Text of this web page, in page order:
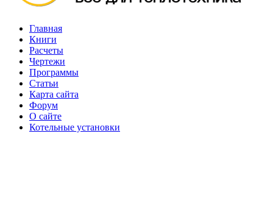
Главная
Книги
Расчеты
Чертежи
Программы
Статьи
Карта сайта
Форум
О сайте
Котельные установки